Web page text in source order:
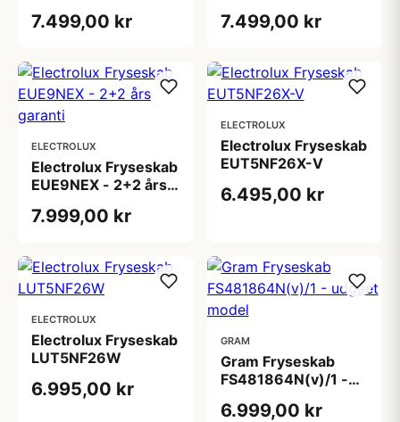
7.499,00 kr 7.499,00 kr
ELECTROLUX
Electrolux Fryseskab
EUE9NEX - 2+2 års
7.999,00 kr
ELECTROLUX
Electrolux Fryseskab
EUT5NF26X-V
6.495,00 kr
ELECTROLUX
Electrolux Fryseskab
LUT5NF26W
6.995,00 kr
GRAM
Gram Fryseskab
FS481864N(v)/1 -
6.999,00 kr